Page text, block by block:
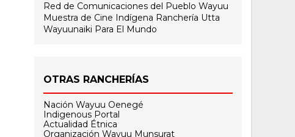
Red de Comunicaciones del Pueblo Wayuu
Muestra de Cine Indígena Ranchería Utta
Wayuunaiki Para El Mundo
OTRAS RANCHERÍAS
Nación Wayuu Oenegé
Indigenous Portal
Actualidad Étnica
Organización Wayuu Munsurat